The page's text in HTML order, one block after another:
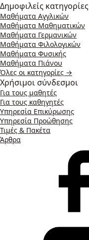
Δημοφιλείς κατηγορίες
Μαθήματα Αγγλικών
Μαθήματα Μαθηματικών
Μαθήματα Γερμανικών
Μαθήματα Φιλολογικών
Μαθήματα Φυσικής
Μαθήματα Πιάνου
Όλες οι κατηγορίες →
Χρήσιμοι σύνδεσμοι
Για τους μαθητές
Για τους καθηγητές
Υπηρεσία Επικύρωσης
Υπηρεσία Προώθησης
Τιμές & Πακέτα
Άρθρα